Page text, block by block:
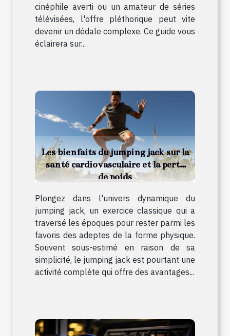
cinéphile averti ou un amateur de séries
télévisées, l'offre pléthorique peut vite
devenir un dédale complexe. Ce guide vous
éclairera sur...
Les bienfaits du jumping jack sur la
santé cardiovasculaire et la perte
de poids
Plongez dans l'univers dynamique du
jumping jack, un exercice classique qui a
traversé les époques pour rester parmi les
favoris des adeptes de la forme physique.
Souvent sous-estimé en raison de sa
simplicité, le jumping jack est pourtant une
activité complète qui offre des avantages...